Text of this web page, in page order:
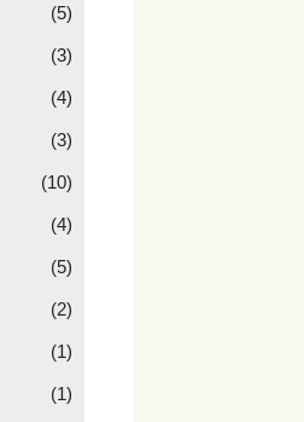
(5)
(3)
(4)
(3)
(10)
(4)
(5)
(2)
(1)
(1)